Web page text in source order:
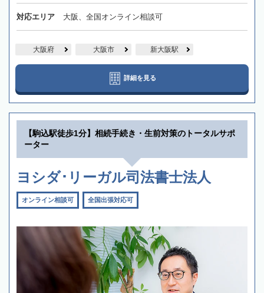
対応エリア 大阪、全国オンライン相談可
大阪府 大阪市 新大阪駅
詳細を見る
【駒込駅徒歩1分】相続手続き・生前対策のトータルサポ
ーター
ヨシダ･リーガル司法書士法人
オンライン相談可 全国出張対応可